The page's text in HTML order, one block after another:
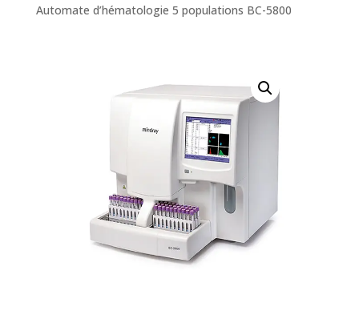
Automate d’hématologie 5 populations BC-5800